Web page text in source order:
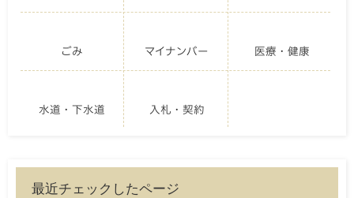
ごみ マイナンバー 医療・健康
水道・下水道 入札・契約
最近チェックしたページ